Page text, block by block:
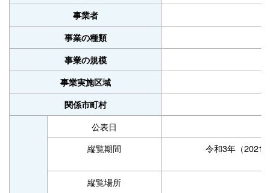
事業者
事業の種類
事業の規模
事業実施区域
関係市町村
公表日
縦覧期間
令和3年（2021
縦覧場所